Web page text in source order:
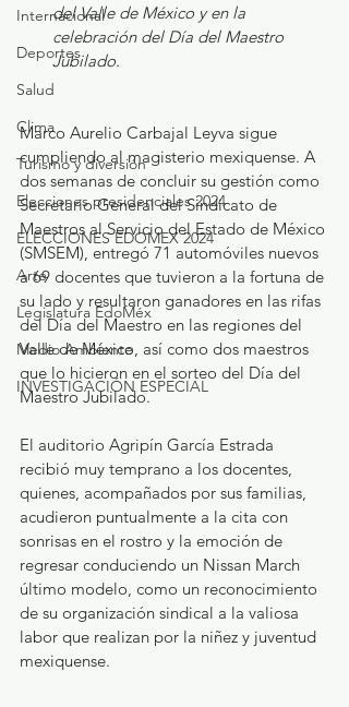
Internacional
Deportes
Salud
Clima
Turismo y diversión
Elecciones presidenciales 2024
ELECCIONES EDOMEX 2024
Arte
Legislatura EdoMéx
Medio Ambiente
INVESTIGACIÓN ESPECIAL
del Valle de México y en la
celebración del Día del Maestro
Jubilado.
Marco Aurelio Carbajal Leyva sigue
cumpliendo al magisterio mexiquense. A
dos semanas de concluir su gestión como
Secretario General del Sindicato de
Maestros al Servicio del Estado de México
(SMSEM), entregó 71 automóviles nuevos
a 69 docentes que tuvieron a la fortuna de
su lado y resultaron ganadores en las rifas
del Día del Maestro en las regiones del
Valle de México, así como dos maestros
que lo hicieron en el sorteo del Día del
Maestro Jubilado.
El auditorio Agripín García Estrada
recibió muy temprano a los docentes,
quienes, acompañados por sus familias,
acudieron puntualmente a la cita con
sonrisas en el rostro y la emoción de
regresar conduciendo un Nissan March
último modelo, como un reconocimiento
de su organización sindical a la valiosa
labor que realizan por la niñez y juventud
mexiquense.